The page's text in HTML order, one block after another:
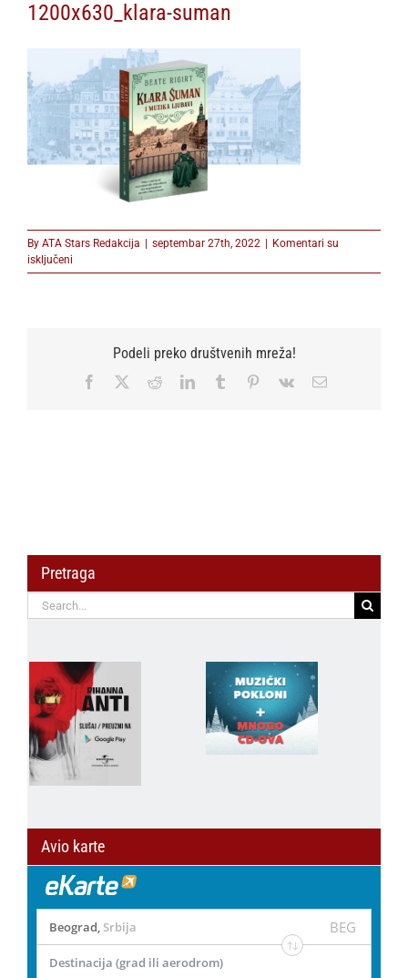
1200x630_klara-suman
By ATA Stars Redakcija | septembar 27th, 2022 | Komentari su
isključeni
1200x630_klara-
Podeli preko društvenih mreža!
Facebook RedditLinkedInTumblr Pinterest
Vk Email
Pretraga
Search
for:
Avio karte
Beograd, Srbija BEG
Destinacija (grad ili aerodrom)